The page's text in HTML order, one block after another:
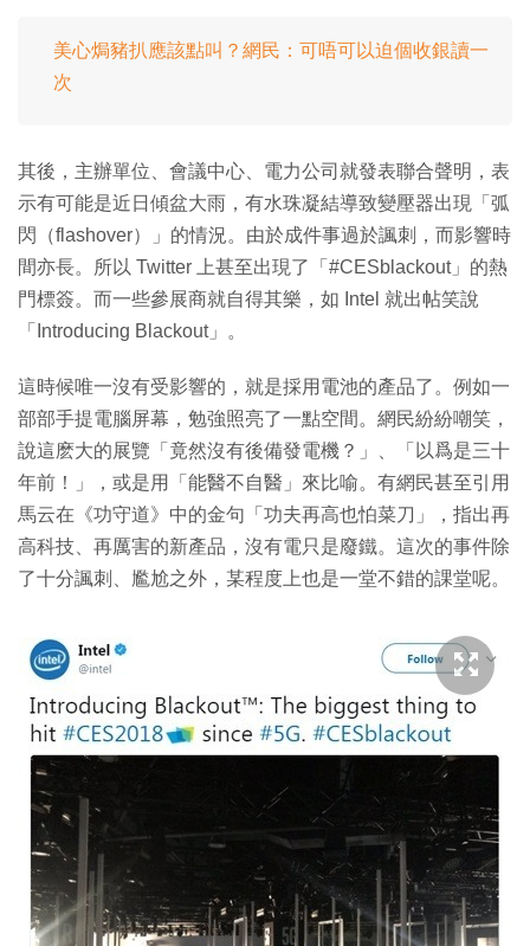
美心焗豬扒應該點叫？網民：可唔可以迫個收銀讀一
次
其後，主辦單位、會議中心、電力公司就發表聯合聲明，表
示有可能是近日傾盆大雨，有水珠凝結導致變壓器出現「弧
閃（flashover）」的情況。由於成件事過於諷刺，而影響時
間亦長。所以 Twitter 上甚至出現了「#CESblackout」的熱
門標簽。而一些參展商就自得其樂，如 Intel 就出帖笑說
「Introducing Blackout」。
這時候唯一沒有受影響的，就是採用電池的產品了。例如一
部部手提電腦屏幕，勉強照亮了一點空間。網民紛紛嘲笑，
說這麽大的展覽「竟然沒有後備發電機？」、「以爲是三十
年前！」，或是用「能醫不自醫」來比喻。有網民甚至引用
馬云在《功守道》中的金句「功夫再高也怕菜刀」，指出再
高科技、再厲害的新產品，沒有電只是廢鐵。這次的事件除
了十分諷刺、尷尬之外，某程度上也是一堂不錯的課堂呢。